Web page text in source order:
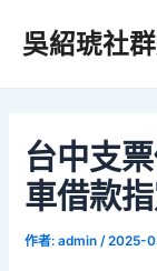
吳紹琥社
台中支
車借款
作者:admin /2025-